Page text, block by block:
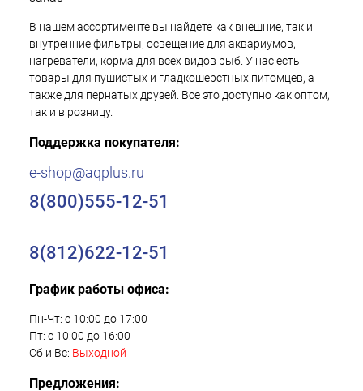
В нашем ассортименте вы найдете как внешние, так и
внутренние фильтры, освещение для аквариумов,
нагреватели, корма для всех видов рыб. У нас есть
товары для пушистых и гладкошерстных питомцев, а
также для пернатых друзей. Все это доступно как оптом,
так и в розницу.
Поддержка покупателя:
e-shop@aqplus.ru
8(800)555-12-51
8(812)622-12-51
График работы офиса:
Пн-Чт: с 10:00 до 17:00
Пт: с 10:00 до 16:00
Сб и Вс: Выходной
Предложения: